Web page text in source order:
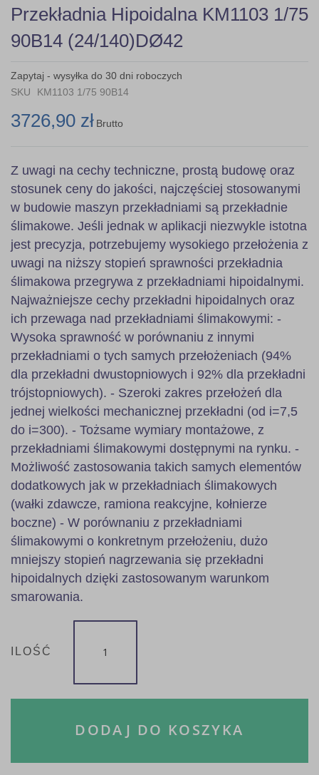
Skip
to
the
beginning
the
images
Przekładnia Hipoidalna KM1103 1/75
90B14 (24/140)DØ42
Zapytaj - wysyłka do 30 dni roboczych
SKU
KM1103 1/75 90B14
3726,90 zł Brutto
Z uwagi na cechy techniczne, prostą budowę oraz
stosunek ceny do jakości, najczęściej stosowanymi
w budowie maszyn przekładniami są przekładnie
ślimakowe. Jeśli jednak w aplikacji niezwykle istotna
jest precyzja, potrzebujemy wysokiego przełożenia z
uwagi na niższy stopień sprawności przekładnia
ślimakowa przegrywa z przekładniami hipoidalnymi.
Najważniejsze cechy przekładni hipoidalnych oraz
ich przewaga nad przekładniami ślimakowymi: -
Wysoka sprawność w porównaniu z innymi
przekładniami o tych samych przełożeniach (94%
dla przekładni dwustopniowych i 92% dla przekładni
trójstopniowych). - Szeroki zakres przełożeń dla
jednej wielkości mechanicznej przekładni (od i=7,5
do i=300). - Tożsame wymiary montażowe, z
przekładniami ślimakowymi dostępnymi na rynku. -
Możliwość zastosowania takich samych elementów
dodatkowych jak w przekładniach ślimakowych
(wałki zdawcze, ramiona reakcyjne, kołnierze
boczne) - W porównaniu z przekładniami
ślimakowymi o konkretnym przełożeniu, dużo
mniejszy stopień nagrzewania się przekładni
hipoidalnych dzięki zastosowanym warunkom
smarowania.
ILOŚĆ
DODAJ DO KOSZYKA